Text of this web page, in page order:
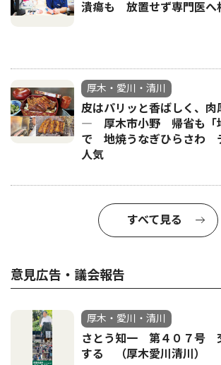
潰瘍も 放置せず専門医へ
厚木・愛川・清川
皮はパリッと香ばしく、肉
― 厚木市小野 帰省も「地
で 地焼うなぎひらさわ
人気
すべて見る
意見広告・議会報告
厚木・愛川・清川
さとう知一 第４０７号
する （厚木愛川清川）